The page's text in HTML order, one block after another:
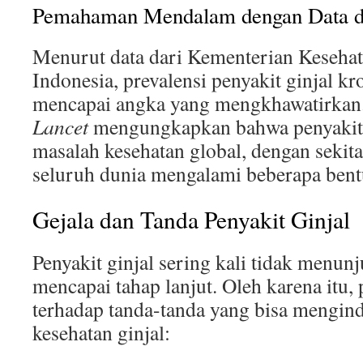
Pemahaman Mendalam dengan Data
Menurut data dari Kementerian
Indonesia, prevalensi penyakit ginjal
mencapai angka yang
Lancetmengungkapkan bahwa
masalah kesehatan global, dengan
seluruh dunia mengalami beberapa
Gejala dan Tanda Penyakit Ginjal
Penyakit ginjal sering kali tidak
mencapai tahap lanjut. Oleh karena itu,
terhadap tanda-tanda yang bisa
kesehatan ginjal: